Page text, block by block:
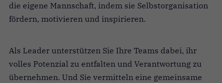
die eigene Mannschaft, indem sie Selbstorganisation
fördern, motivieren und inspirieren.
Als Leader unterstützen Sie Ihre Teams dabei, ihr
volles Poten­zial zu entfalten und Verantwortung zu
übernehmen. Und Sie vermitteln eine gemeinsame